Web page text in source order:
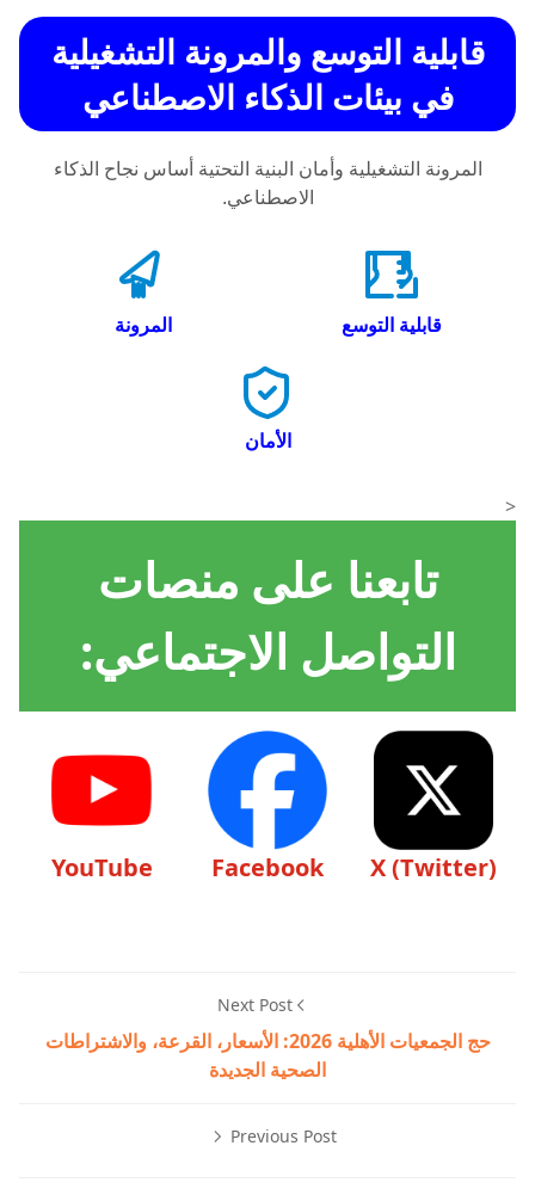
قابلية التوسع والمرونة التشغيلية
في بيئات الذكاء الاصطناعي
المرونة التشغيلية وأمان البنية التحتية أساس نجاح الذكاء
الاصطناعي.
قابلية التوسع المرونة
الأمان
<
تابعنا على منصات
التواصل الاجتماعي:
X (Twitter)
Facebook
YouTube
Next Post
حج الجمعيات الأهلية 2026: الأسعار، القرعة، والاشتراطات
الصحية الجديدة
Previous Post